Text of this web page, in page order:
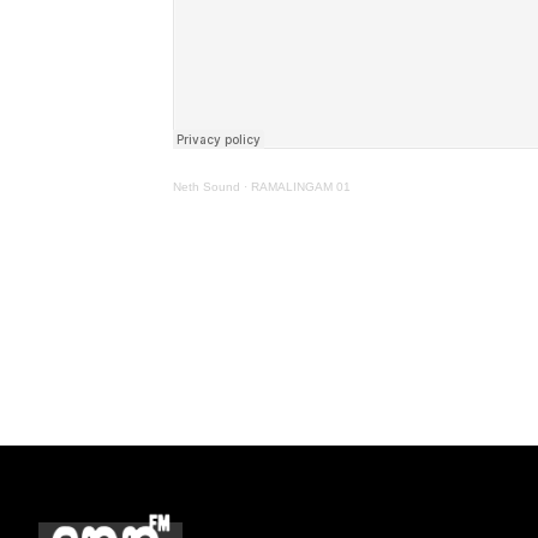
Neth Sound · RAMALINGAM 01